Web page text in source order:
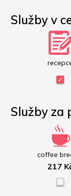
Služby v
Služby za
coffee
217